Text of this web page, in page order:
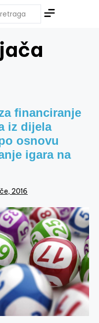
financiranje
iz dijela
osnovu
igara na
2016